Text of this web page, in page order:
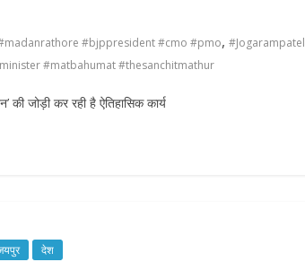
#bjppresident #cmo #pmo, #Jogarampatel
#matbahumat #thesanchitmathur
जोड़ी कर रही है ऐतिहासिक कार्य
देश